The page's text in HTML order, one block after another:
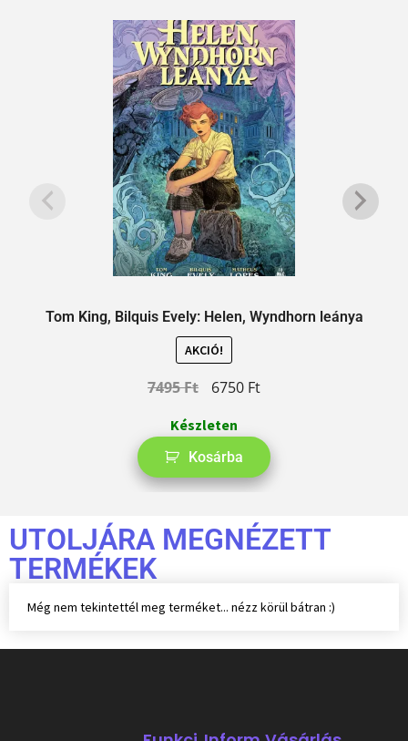
Tom King, Bilquis Evely: Helen, Wyndhorn leánya
AKCIÓ!
7495Ft 6750 Ft
Készleten
Kosárba
UTOLJÁRA MEGNÉZETT
TERMÉKEK
Még nem tekintettél meg terméket... nézz körül bátran :)